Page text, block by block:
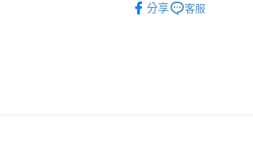
分享 客服